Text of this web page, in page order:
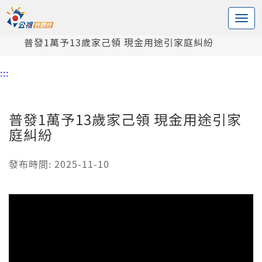
中央內容區塊
頭頁
普發1萬予13歲家己領 現金用途引家庭糾紛
:::
普發1萬予13歲家己領 現金用途引家
庭糾紛
發布時間: 2025-11-10